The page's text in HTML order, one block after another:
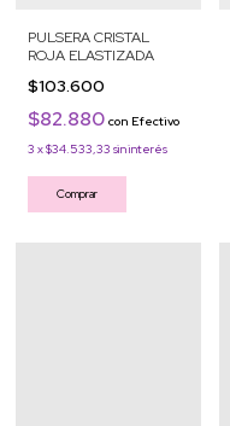
PULSERA CRISTAL
ROJA ELASTIZADA
$103.600
$82.880 con Efectivo
3 x$34.533,33 sin interés
Comprar